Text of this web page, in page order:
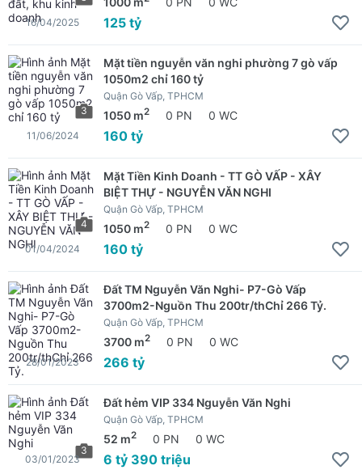
125 tỷ
16/04/2025
3
Mặt tiền nguyễn văn nghi phường 7 gò vấp
1050m2 chỉ 160 tỷ
Quận Gò Vấp, TPHCM
1050 m2 0 PN 0 WC
160 tỷ
11/06/2024
4
Mặt Tiền Kinh Doanh - TT GÒ VẤP - XÂY
BIỆT THỰ - NGUYỄN VĂN NGHI
Quận Gò Vấp, TPHCM
1050 m2 0 PN 0 WC
160 tỷ
01/04/2024
Đất TM Nguyễn Văn Nghi- P7-Gò Vấp
3700m2-Nguồn Thu 200tr/thChỉ 266 Tỷ.
Quận Gò Vấp, TPHCM
3700 m2 0 PN 0 WC
266 tỷ
28/01/2023
3
Đất hẻm VIP 334 Nguyễn Văn Nghi
Quận Gò Vấp, TPHCM
52 m2 0 PN 0 WC
6 tỷ 390 triệu
03/01/2023